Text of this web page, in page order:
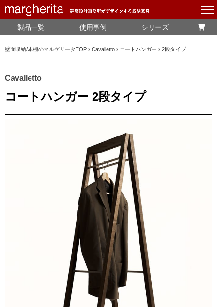
製品一覧 使用事例 シリーズ
壁面収納/本棚のマルゲリータTOP › Cavalletto › コートハンガー › 2段タイプ
Cavalletto
コートハンガー 2段タイプ